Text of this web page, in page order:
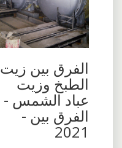
الفرق بين زيت
الطبخ وزيت
عباد الشمس -
الفرق بين -
2021